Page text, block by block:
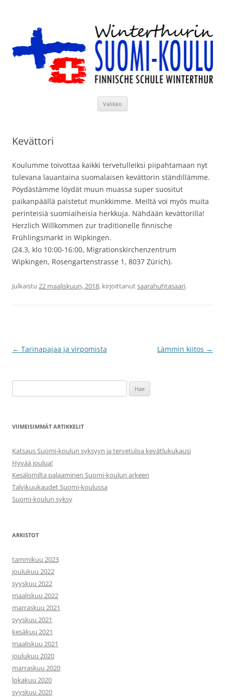
Valikko
Kevättori
Koulumme toivottaa kaikki tervetulleiksi piipahtamaan nyt
tulevana lauantaina suomalaisen kevättorin ständillämme.
Pöydästämme löydät muun muassa super suositut
paikanpäällä paistetut munkkimme. Meiltä voi myös muita
perinteisiä suomiaiheisia herkkuja. Nähdään kevättorilla!
Herzlich Willkommen zur traditionelle finnische
Frühlingsmarkt in Wipkingen.
(24.3, klo 10:00-16:00, Migrationskirchenzentrum
Wipkingen, Rosengartenstrasse 1, 8037 Zürich).
Julkaistu 22 maaliskuun, 2018, kirjoittanutsaarahuhtasaari.
Artikkelien
← Tarinapajaa ja virpomista Lämmin kiitos →
VIIMEISIMMÄT ARTIKKELIT
Katsaus Suomi-koulun syksyyn ja tervetuloa kevätlukukausi
Hyvää joulua!
Kesälomilta palaaminen Suomi-koulun arkeen
Talvikuukaudet Suomi-koulussa
Suomi-koulun syksy
ARKISTOT
tammikuu 2023
joulukuu 2022
syyskuu 2022
maaliskuu 2022
marraskuu 2021
syyskuu 2021
kesäkuu 2021
maaliskuu 2021
joulukuu 2020
marraskuu 2020
lokakuu 2020
syyskuu 2020